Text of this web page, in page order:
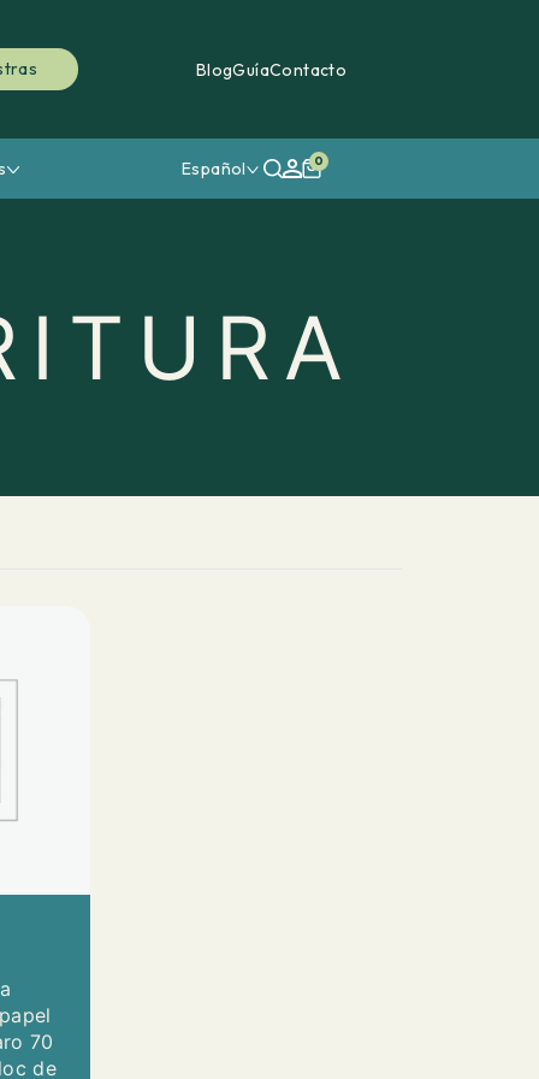
BlogGuíaContacto
Español 0
70
de